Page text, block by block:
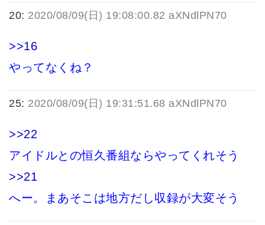
20: 2020/08/09(日) 19:08:00.82 aXNdlPN70
>>16
やってなくね？
25: 2020/08/09(日) 19:31:51.68 aXNdlPN70
>>22
アイドルとの恒久番組ならやってくれそう
>>21
へー。まあそこは地方だし収録が大変そう